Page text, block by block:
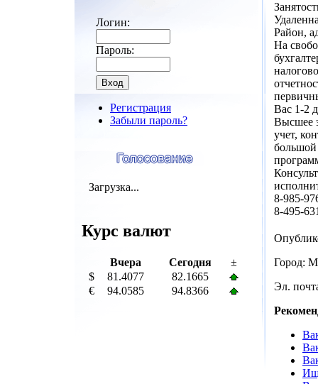
Логин:
Пароль:
Регистрация
Забыли пароль?
Загрузка...
Курс валют
Вчера Сегодня
±
$
81.4077
82.1665
€
94.0585 94.8366
Район,
На
Вас 1-2
Высшее
учет,
большой
8-985-
8-495-
Город:
Эл.